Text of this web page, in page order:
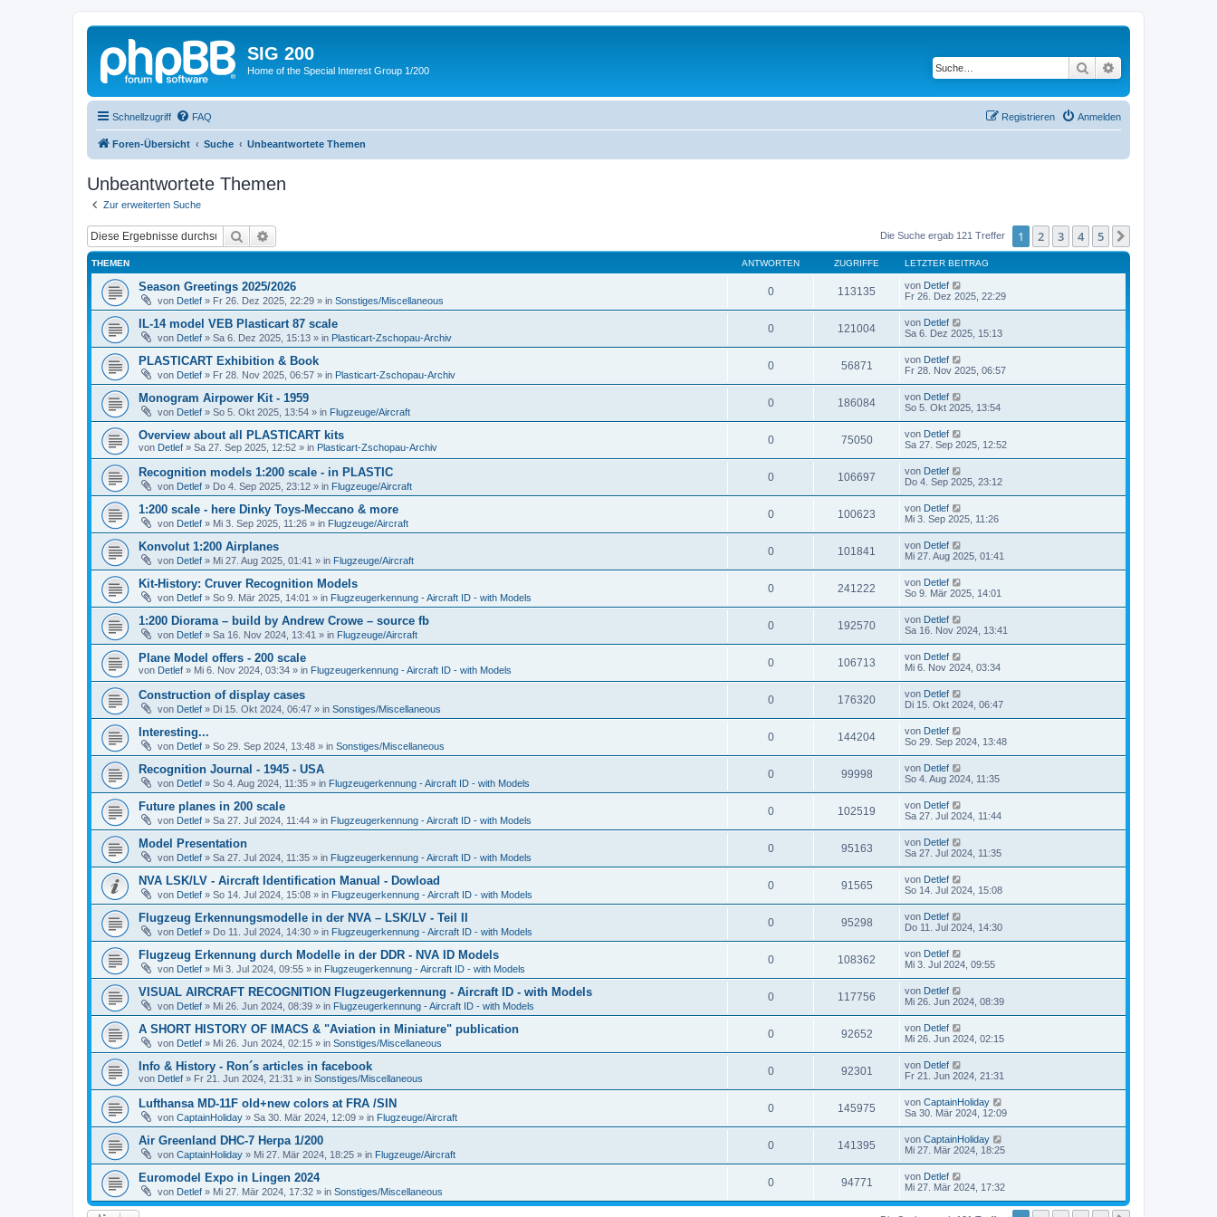
SIG 200
Home of the Special Interest Group 1/200 Suche
Schnellzugriff FAQ Anmelden
Registrieren
Foren-Übersicht Suche Unbeantwortete Themen
Unbeantwortete Themen
Zur erweiterten Suche
Suche Die Suche ergab 121 Treffer 1 2 3 4 5
THEMEN ANTWORTEN ZUGRIFFE LETZTER BEITRAG
Season Greetings 2025/2026
von Detlef » Fr 26. Dez 2025, 22:29 » in Sonstiges/Miscellaneous
0 113135 von Detlef
Fr 26. Dez 2025, 22:29
IL-14 model VEB Plasticart 87 scale
von Detlef » Sa 6. Dez 2025, 15:13 » in Plasticart-Zschopau-Archiv
0 121004 von Detlef
Sa 6. Dez 2025, 15:13
PLASTICART Exhibition & Book
von Detlef » Fr 28. Nov 2025, 06:57 » in Plasticart-Zschopau-Archiv
0 56871 von Detlef
Fr 28. Nov 2025, 06:57
Monogram Airpower Kit - 1959
von Detlef » So 5. Okt 2025, 13:54 » in Flugzeuge/Aircraft
0 186084 von Detlef
So 5. Okt 2025, 13:54
Overview about all PLASTICART kits
von Detlef » Sa 27. Sep 2025, 12:52 » in Plasticart-Zschopau-Archiv
0 75050 von Detlef
Sa 27. Sep 2025, 12:52
Recognition models 1:200 scale - in PLASTIC
von Detlef » Do 4. Sep 2025, 23:12 » in Flugzeuge/Aircraft
0 106697 von Detlef
Do 4. Sep 2025, 23:12
1:200 scale - here Dinky Toys-Meccano & more
von Detlef » Mi 3. Sep 2025, 11:26 » in Flugzeuge/Aircraft
0 100623 von Detlef
Mi 3. Sep 2025, 11:26
Konvolut 1:200 Airplanes
von Detlef » Mi 27. Aug 2025, 01:41 » in Flugzeuge/Aircraft
0 101841 von Detlef
Mi 27. Aug 2025, 01:41
Kit-History: Cruver Recognition Models
von Detlef » So 9. Mär 2025, 14:01 » in Flugzeugerkennung - Aircraft ID - with Models
0 241222 von Detlef
So 9. Mär 2025, 14:01
1:200 Diorama – build by Andrew Crowe – source fb
von Detlef » Sa 16. Nov 2024, 13:41 » in Flugzeuge/Aircraft
0 192570 von Detlef
Sa 16. Nov 2024, 13:41
Plane Model offers - 200 scale
von Detlef » Mi 6. Nov 2024, 03:34 » in Flugzeugerkennung - Aircraft ID - with Models
0 106713 von Detlef
Mi 6. Nov 2024, 03:34
Construction of display cases
von Detlef » Di 15. Okt 2024, 06:47 » in Sonstiges/Miscellaneous
0 176320 von Detlef
Di 15. Okt 2024, 06:47
Interesting...
von Detlef » So 29. Sep 2024, 13:48 » in Sonstiges/Miscellaneous
0 144204 von Detlef
So 29. Sep 2024, 13:48
Recognition Journal - 1945 - USA
von Detlef » So 4. Aug 2024, 11:35 » in Flugzeugerkennung - Aircraft ID - with Models
0 99998 von Detlef
So 4. Aug 2024, 11:35
Future planes in 200 scale
von Detlef » Sa 27. Jul 2024, 11:44 » in Flugzeugerkennung - Aircraft ID - with Models
0 102519 von Detlef
Sa 27. Jul 2024, 11:44
Model Presentation
von Detlef » Sa 27. Jul 2024, 11:35 » in Flugzeugerkennung - Aircraft ID - with Models
0 95163 von Detlef
Sa 27. Jul 2024, 11:35
NVA LSK/LV - Aircraft Identification Manual - Dowload
von Detlef » So 14. Jul 2024, 15:08 » in Flugzeugerkennung - Aircraft ID - with Models
0 91565 von Detlef
So 14. Jul 2024, 15:08
Flugzeug Erkennungsmodelle in der NVA – LSK/LV - Teil II
von Detlef » Do 11. Jul 2024, 14:30 » in Flugzeugerkennung - Aircraft ID - with Models
0 95298 von Detlef
Do 11. Jul 2024, 14:30
Flugzeug Erkennung durch Modelle in der DDR - NVA ID Models
von Detlef » Mi 3. Jul 2024, 09:55 » in Flugzeugerkennung - Aircraft ID - with Models
0 108362 von Detlef
Mi 3. Jul 2024, 09:55
VISUAL AIRCRAFT RECOGNITION Flugzeugerkennung - Aircraft ID - with Models
von Detlef » Mi 26. Jun 2024, 08:39 » in Flugzeugerkennung - Aircraft ID - with Models
0 117756 von Detlef
Mi 26. Jun 2024, 08:39
A SHORT HISTORY OF IMACS & "Aviation in Miniature" publication
von Detlef » Mi 26. Jun 2024, 02:15 » in Sonstiges/Miscellaneous
0 92652 von Detlef
Mi 26. Jun 2024, 02:15
Info & History - Ron´s articles in facebook
von Detlef » Fr 21. Jun 2024, 21:31 » in Sonstiges/Miscellaneous
0 92301 von Detlef
Fr 21. Jun 2024, 21:31
Lufthansa MD-11F old+new colors at FRA /SIN
von CaptainHoliday » Sa 30. Mär 2024, 12:09 » in Flugzeuge/Aircraft
0 145975 von CaptainHoliday
Sa 30. Mär 2024, 12:09
Air Greenland DHC-7 Herpa 1/200
von CaptainHoliday » Mi 27. Mär 2024, 18:25 » in Flugzeuge/Aircraft
0 141395 von CaptainHoliday
Mi 27. Mär 2024, 18:25
Euromodel Expo in Lingen 2024
von Detlef » Mi 27. Mär 2024, 17:32 » in Sonstiges/Miscellaneous
0 94771 von Detlef
Mi 27. Mär 2024, 17:32